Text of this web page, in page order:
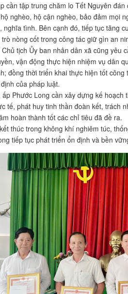
tập trung chăm lo Tết Nguyên đán
nghèo, hộ cận nghèo, bảo đảm mọi
nghĩa tình. Bên cạnh đó, tiếp tục tăng
nòng cốt trong công tác giữ gìn an
tịch Ủy ban nhân dân xã cũng yêu
vận động thực hiện nhiệm vụ dân
đồng thời triển khai thực hiện tốt
của pháp luật.
Phước Long cần xây dựng kế hoạch
tế, phát huy tinh thần đoàn kết, trách
hoàn thành tốt các chỉ tiêu đã đề ra.
thúc trong không khí nghiêm túc,
tiếp tục phát triển ổn định và bền